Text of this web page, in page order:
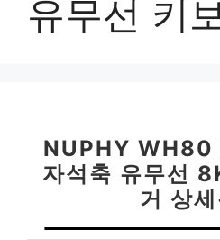
유무선 키
NUPHY WH80
자석축 유무선
거 상세